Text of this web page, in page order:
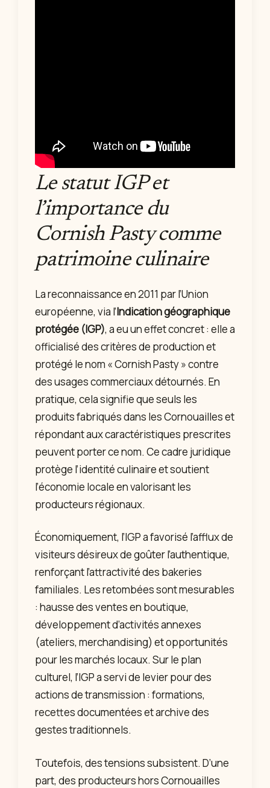
Le statut IGP et
l’importance du
Cornish Pasty comme
patrimoine culinaire
La reconnaissance en 2011 par l’Union
européenne, via l’Indication géographique
protégée (IGP), a eu un effet concret : elle a
officialisé des critères de production et
protégé le nom « Cornish Pasty » contre
des usages commerciaux détournés. En
pratique, cela signifie que seuls les
produits fabriqués dans les Cornouailles et
répondant aux caractéristiques prescrites
peuvent porter ce nom. Ce cadre juridique
protège l’identité culinaire et soutient
l’économie locale en valorisant les
producteurs régionaux.
Économiquement, l’IGP a favorisé l’afflux de
visiteurs désireux de goûter l’authentique,
renforçant l’attractivité des bakeries
familiales. Les retombées sont mesurables
: hausse des ventes en boutique,
développement d’activités annexes
(ateliers, merchandising) et opportunités
pour les marchés locaux. Sur le plan
culturel, l’IGP a servi de levier pour des
actions de transmission : formations,
recettes documentées et archive des
gestes traditionnels.
Toutefois, des tensions subsistent. D’une
part, des producteurs hors Cornouailles